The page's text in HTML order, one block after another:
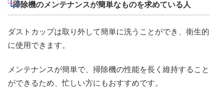
掃除機のメンテナンスが簡単なものを求めている人
ダストカップは取り外して簡単に洗うことができ、衛生的
に使用できます。
メンテナンスが簡単で、掃除機の性能を長く維持すること
ができるため、忙しい方にもおすすめです。